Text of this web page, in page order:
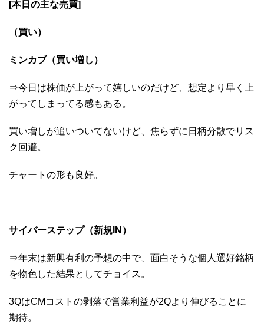
[本日の主な売買]
（買い）
ミンカブ（買い増し）
⇒今日は株価が上がって嬉しいのだけど、想定より早く上
がってしまってる感もある。
買い増しが追いついてないけど、焦らずに日柄分散でリス
ク回避。
チャートの形も良好。
サイバーステップ（新規IN）
⇒年末は新興有利の予想の中で、面白そうな個人選好銘柄
を物色した結果としてチョイス。
3QはCMコストの剥落で営業利益が2Qより伸びることに
期待。